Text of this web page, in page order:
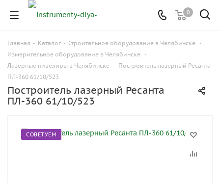
0
Главная - Каталог - Строительное оборудование в Челябинске -
Измерительное оборудование в Челябинске -
Лазерные нивелиры в Челябинске - Построитель лазерный Ресанта
ПЛ-360 61/10/523
Построитель лазерный Ресанта
ПЛ-360 61/10/523
СОВЕТУЕМ